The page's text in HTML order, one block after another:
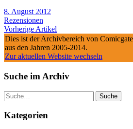
8. August 2012
Rezensionen
Vorherige Artikel
Dies ist der Archivbereich von
aus den Jahren 2005-2014.
Zur aktuellen Website wechseln
Suche im Archiv
Suche
Kategorien